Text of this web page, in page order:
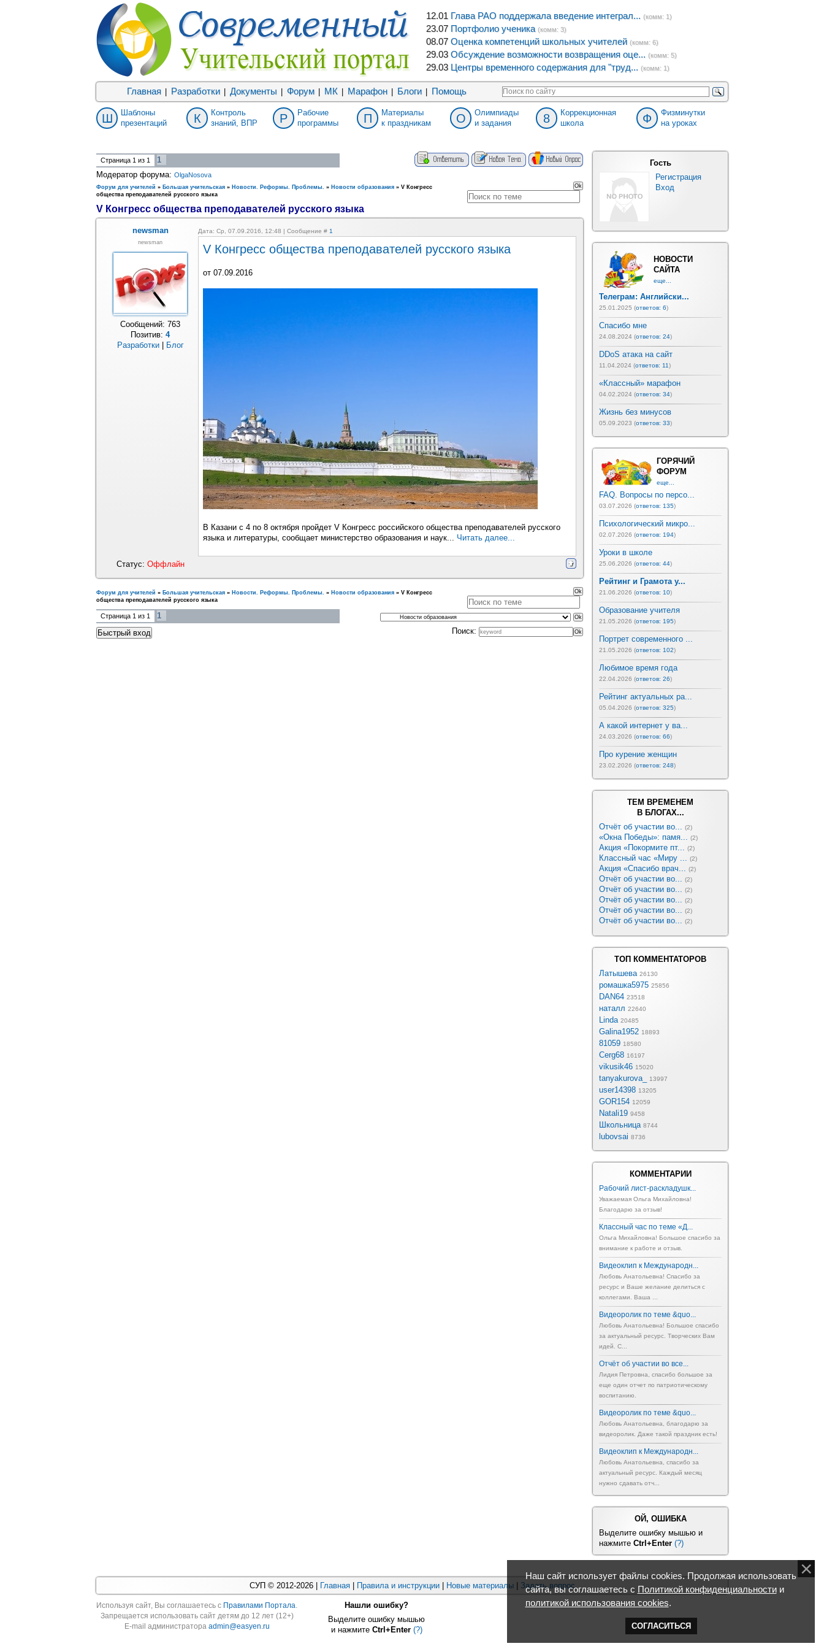
12.01 Глава РАО поддержала введение интеграл... (комм: 1)
23.07 Портфолио ученика (комм: 3)
08.07 Оценка компетенций школьных учителей (комм: 6)
29.03 Обсуждение возможности возвращения оце... (комм: 5)
29.03 Центры временного содержания для "труд... (комм: 1)
Главная Разработки Документы Форум МК Марафон Блоги Помощь
Ш
Шаблоны
презентаций
К
Контроль
знаний, ВПР
Р
Рабочие
программы
П
Материалы
к праздникам
О
Олимпиады
и задания
8
Коррекционная
школа
Ф
Физминутки
на уроках
Страница 1 из 1
1
Модератор форума: OlgaNosova
Форум для учителей » Большая учительская » Новости. Реформы. Проблемы. » Новости образования » V Конгресс
общества преподавателей русского языка
V Конгресс общества преподавателей русского языка
newsman Дата: Ср, 07.09.2016, 12:48 | Сообщение # 1
newsman
Сообщений: 763
Позитив: 4
Разработки| Блог
V Конгресс общества преподавателей русского языка
от 07.09.2016
В Казани с 4 по 8 октября пройдет V Конгресс российского общества преподавателей русского
языка и литературы, сообщает министерство образования и наук... Читать далее...
Статус: Оффлайн
Форум для учителей » Большая учительская » Новости. Реформы. Проблемы. » Новости образования » V Конгресс
общества преподавателей русского языка
Страница 1 из 1
1
Поиск:
Гость
Регистрация
Вход
НОВОСТИ
САЙТА
еще...
Телеграм: Английски...
25.01.2025 (ответов: 6)
Спасибо мне
24.08.2024 (ответов: 24)
DDoS атака на сайт
11.04.2024 (ответов: 11)
«Классный» марафон
04.02.2024 (ответов: 34)
Жизнь без минусов
05.09.2023 (ответов: 33)
ГОРЯЧИЙ
ФОРУМ
еще...
FAQ. Вопросы по персо...
03.07.2026 (ответов: 135)
Психологический микро...
02.07.2026 (ответов: 194)
Уроки в школе
25.06.2026 (ответов: 44)
Рейтинг и Грамота у...
21.06.2026 (ответов: 10)
Образование учителя
21.05.2026 (ответов: 195)
Портрет современного ...
21.05.2026 (ответов: 102)
Любимое время года
22.04.2026 (ответов: 26)
Рейтинг актуальных ра...
05.04.2026 (ответов: 325)
А какой интернет у ва...
24.03.2026 (ответов: 66)
Про курение женщин
23.02.2026 (ответов: 248)
ТЕМ ВРЕМЕНЕМ
В БЛОГАХ...
Отчёт об участии во... (2)
«Окна Победы»: памя... (2)
Акция «Покормите пт... (2)
Классный час «Миру ... (2)
Акция «Спасибо врач... (2)
Отчёт об участии во... (2)
Отчёт об участии во... (2)
Отчёт об участии во... (2)
Отчёт об участии во... (2)
Отчёт об участии во... (2)
ТОП КОММЕНТАТОРОВ
Латышева 26130
ромашка5975 25856
DAN64 23518
наталл 22640
Linda 20485
Galina1952 18893
81059 18580
Cerg68 16197
vikusik46 15020
tanyakurova_ 13997
user14398 13205
GOR154 12059
Natali19 9458
Школьница 8744
lubovsai 8736
КОММЕНТАРИИ
Рабочий лист-раскладушк...
Уважаемая Ольга Михайловна!
Благодарю за отзыв!
Классный час по теме «Д...
Ольга Михайловна! Большое спасибо за
внимание к работе и отзыв.
Видеоклип к Международн...
Любовь Анатольевна! Спасибо за
ресурс и Ваше желание делиться с
коллегами. Ваша ...
Видеоролик по теме &quo...
Любовь Анатольевна! Большое спасибо
за актуальный ресурс. Творческих Вам
идей. С...
Отчёт об участии во все...
Лидия Петровна, спасибо большое за
еще один отчет по патриотическому
воспитанию.
Видеоролик по теме &quo...
Любовь Анатольевна, благодарю за
видеоролик. Даже такой праздник есть!
Видеоклип к Международн...
Любовь Анатольевна, спасибо за
актуальный ресурс. Каждый месяц
нужно сдавать отч...
ОЙ, ОШИБКА
Выделите ошибку мышью и
нажмите Ctrl+Enter (?)
СУП © 2012-2026 | Главная| Правила и инструкции| Новые материалы| Задать вопрос
Используя cайт, Вы соглашаетесь с Правилами Портала.
Запрещается использовать сайт детям до 12 лет (12+)
E-mail администратора admin@easyen.ru
Нашли ошибку?
Выделите ошибку мышью
и нажмите Ctrl+Enter (?)
Наш сайт использует файлы cookies. Продолжая использовать
сайта, вы соглашаетесь с Политикой конфиденциальностии
политикой использования cookies.
СОГЛАСИТЬСЯ